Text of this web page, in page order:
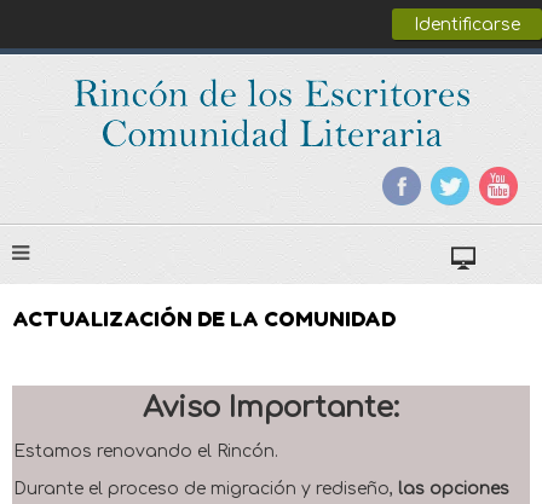
Identificarse
ACTUALIZACIÓN DE LA COMUNIDAD
Aviso Importante:
Estamos renovando el Rincón.
Durante el proceso de migración y rediseño, las opciones